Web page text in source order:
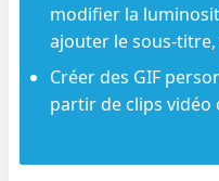
modifier la
ajouter le sous-titre,
Créer des GIF
partir de clips vidéo